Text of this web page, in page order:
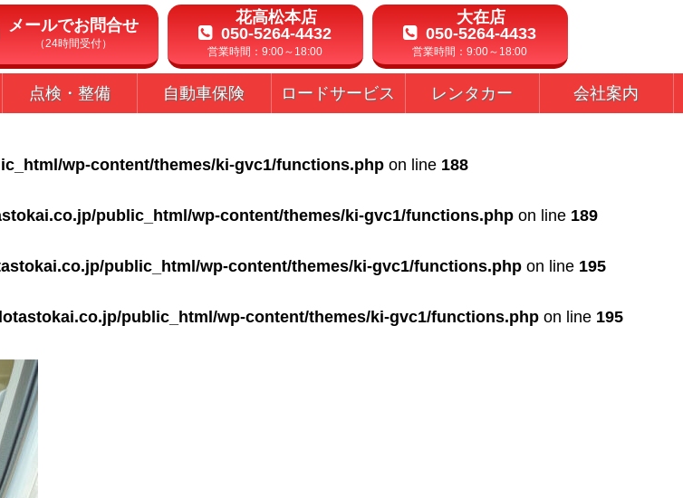
メールでお問合せ
（24時間受付）
花高松本店
050-5264-4432
営業時間：9:00～18:00
大在店
050-5264-4433
営業時間：9:00～18:00
点検・整備 自動車保険 ロードサービス レンタカー 会社案内
wp-content/themes/ki-gvc1/functions.php on line 188
public_html/wp-content/themes/ki-gvc1/functions.php on line 189
public_html/wp-content/themes/ki-gvc1/functions.php on line 195
public_html/wp-content/themes/ki-gvc1/functions.php on line 195